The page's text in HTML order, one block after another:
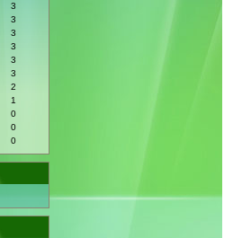
3
3
3
3
3
3
2
1
0
0
0